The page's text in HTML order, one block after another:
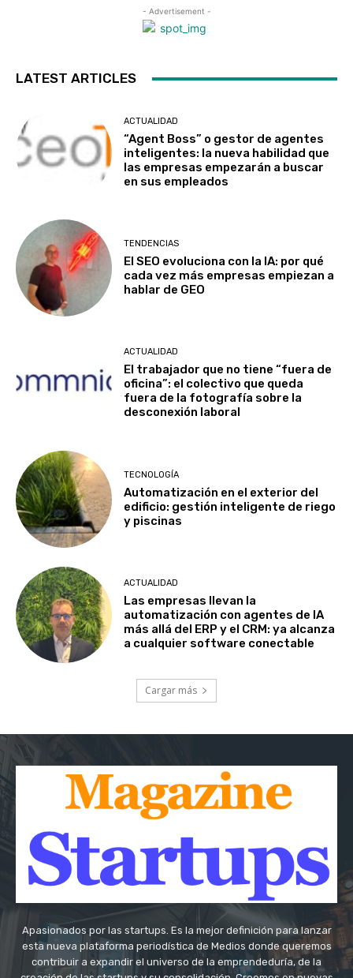
- Advertisement -
LATEST ARTICLES
ACTUALIDAD
“Agent Boss” o gestor de agentes
inteligentes: la nueva habilidad que
las empresas empezarán a buscar
en sus empleados
TENDENCIAS
El SEO evoluciona con la IA: por qué
cada vez más empresas empiezan a
hablar de GEO
ACTUALIDAD
El trabajador que no tiene “fuera de
oficina”: el colectivo que queda
fuera de la fotografía sobre la
desconexión laboral
TECNOLOGÍA
Automatización en el exterior del
edificio: gestión inteligente de riego
y piscinas
ACTUALIDAD
Las empresas llevan la
automatización con agentes de IA
más allá del ERP y el CRM: ya alcanza
a cualquier software conectable
Cargar más
Apasionados por las startups. Es la mejor definición para lanzar
esta nueva plataforma periodística de Medios donde queremos
contribuir a expandir el universo de la emprendeduría, de la